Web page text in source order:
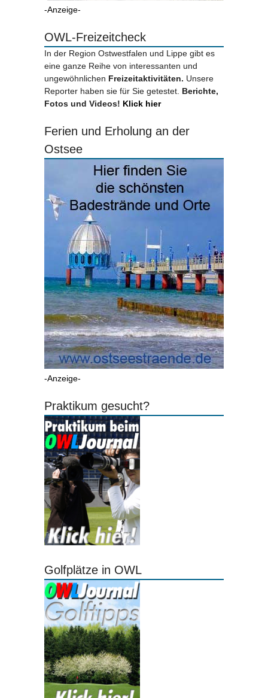
-Anzeige-
OWL-Freizeitcheck
In der Region Ostwestfalen und Lippe gibt es
eine ganze Reihe von interessanten und
ungewöhnlichen Freizeitaktivitäten. Unsere
Reporter haben sie für Sie getestet. Berichte,
Fotos und Videos! Klick hier
Ferien und Erholung an der
Ostsee
-Anzeige-
Praktikum gesucht?
Golfplätze in OWL